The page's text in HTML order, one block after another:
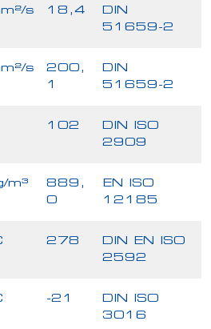
s 18,4
DIN
51659-2
s
200,
1
DIN
51659-2
102
DIN ISO
2909
m³
889,
0
EN ISO
12185
278
DIN EN ISO
2592
-21
DIN ISO
3016